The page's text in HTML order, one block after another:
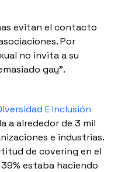
evitan el contacto
Por
no invita a su
gay”.
E Inclusión
a alrededor de 3 mil
e industrias.
de covering en el
estaba haciendo